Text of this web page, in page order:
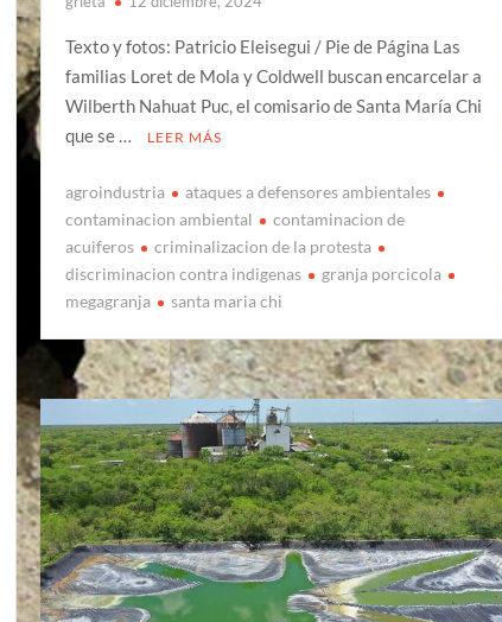
Texto y fotos: Patricio Eleisegui / Pie de Página Las
familias Loret de Mola y Coldwell buscan encarcelar a
Wilberth Nahuat Puc, el comisario de Santa María Chi
que se …
LEER MÁS
agroindustria
ataques a defensores ambientales
contaminacion ambiental
contaminacion de
acuiferos
criminalizacion de la protesta
discriminacion contra indigenas
granja porcicola
megagranja
santa maria chi